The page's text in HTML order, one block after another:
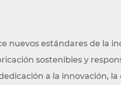
nuevos estándares de la
sostenibles y
a la innovación,